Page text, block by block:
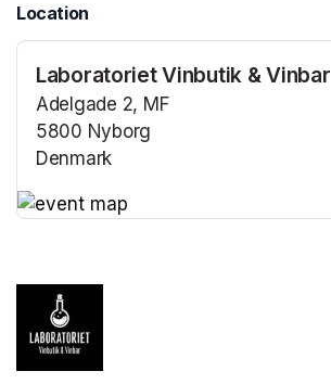
Location
Laboratoriet Vinbutik & Vinbar
Adelgade 2, MF
5800 Nyborg
Denmark